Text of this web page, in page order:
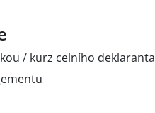
/ kurz celního deklaranta